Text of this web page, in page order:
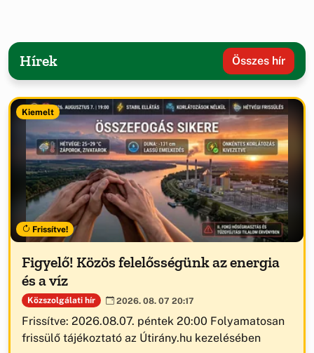
Hírek Összes hír
Kiemelt
Frissítve!
Figyelő! Közös felelősségünk az energia
és a víz
Közszolgálati hír 2026. 08. 07 20:17
Frissítve: 2026.08.07. péntek 20:00 Folyamatosan
frissülő tájékoztató az Útirány.hu kezelésében